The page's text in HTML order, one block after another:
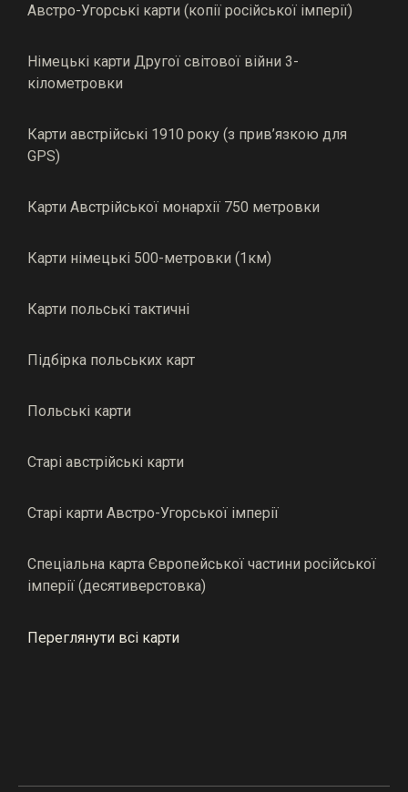
Австро-Угорські карти (копії російської імперії)
Німецькі карти Другої світової війни 3-
кілометровки
Карти австрійські 1910 року (з прив’язкою для
GPS)
Карти Австрійської монархії 750 метровки
Карти німецькі 500-метровки (1км)
Карти польські тактичні
Підбірка польських карт
Польські карти
Старі австрійські карти
Старі карти Австро-Угорської імперії
Спеціальна карта Європейської частини російської
імперії (десятиверстовка)
Переглянути всі карти